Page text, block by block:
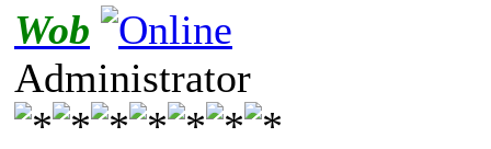
Wob
Administrator